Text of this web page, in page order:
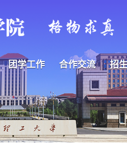
团学工作 合作交流 招